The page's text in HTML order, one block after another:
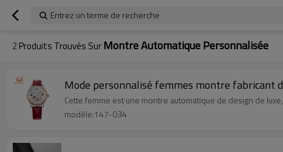
Entrez un terme de recherche
2 Produits Trouvés SurMontre Automatique Personnalisée
Mode personnalisé femmes montre fabricant
Cette femme est une montre automatique de design de
modèle:147-034